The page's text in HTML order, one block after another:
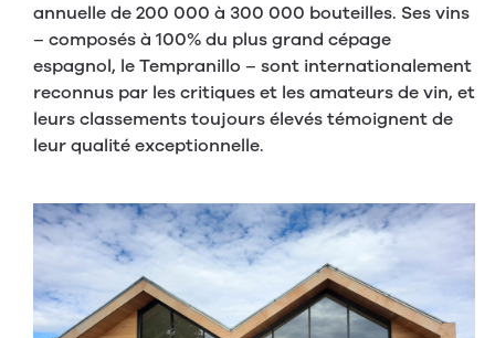
annuelle de 200 000 à 300 000 bouteilles. Ses vins
– composés à 100% du plus grand cépage
espagnol, le Tempranillo – sont internationalement
reconnus par les critiques et les amateurs de vin, et
leurs classements toujours élevés témoignent de
leur qualité exceptionnelle.